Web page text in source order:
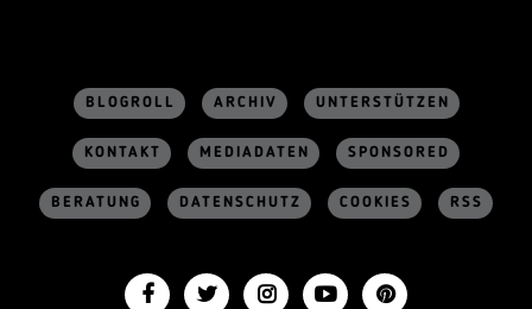
BLOGROLL ARCHIV UNTERSTÜTZEN
KONTAKT MEDIADATEN SPONSORED
BERATUNG DATENSCHUTZ COOKIES RSS